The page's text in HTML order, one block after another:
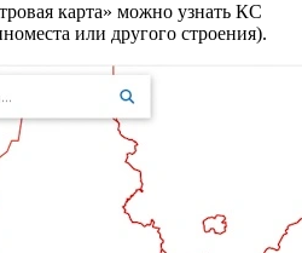
карта» можно узнать КС
или другого строения).